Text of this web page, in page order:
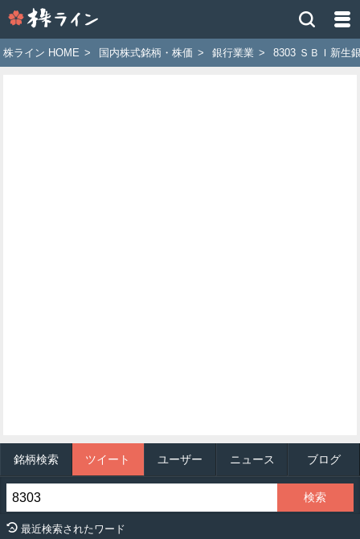
イ
ン
株ライン HOME > 国内株式銘柄・株価 > 銀行業業 > 8303 ＳＢＩ新生
銘柄検索 ツイート ユーザー ニュース ブログ
最近検索されたワード